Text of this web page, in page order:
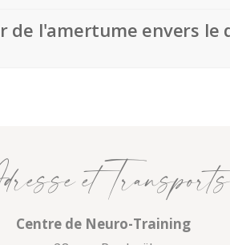
l'amertume envers le
et Transports
Centre de Neuro-Training